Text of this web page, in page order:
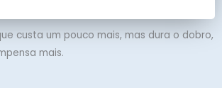
custa um pouco mais, mas dura o dobro,
mais.